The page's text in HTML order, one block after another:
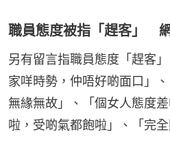
職員態度被指「趕客」
另有留言指職員態度「趕客
家咩時勢，仲唔好啲面口」
無緣無故」、「個女人態度
啦，受啲氣都飽啦」、「完